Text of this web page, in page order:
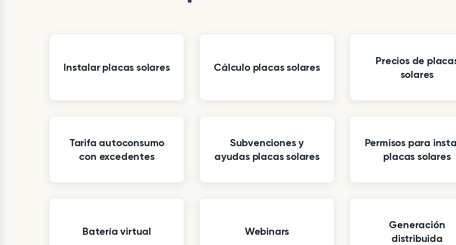
Instalar placas solares Cálculo placas solares
Precios de
solares
Tarifa autoconsumo
con excedentes
Subvenciones y
ayudas placas solares
Permisos para
placas solares
Batería virtual Webinars
Generación
distribuida